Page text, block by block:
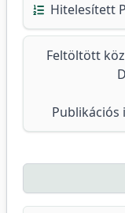
Hitelesített
Feltöltött
Publikációs